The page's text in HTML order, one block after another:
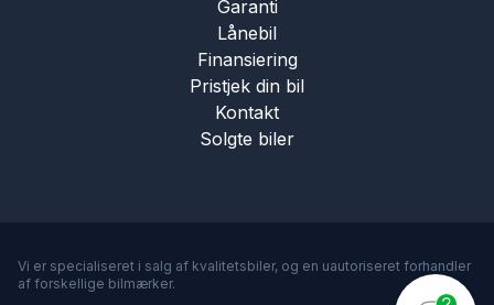
Garanti
Lånebil
Finansiering
Pristjek din bil
Kontakt
Solgte biler
Vi er specialiseret i salg af kvalitetsbiler, og en uautoriseret forhandler
af forskellige bilmærker.